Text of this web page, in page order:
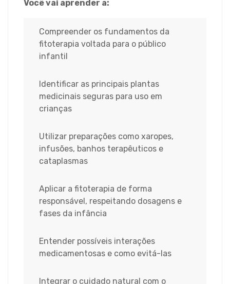
Você vai aprender a:
Compreender os fundamentos da
fitoterapia voltada para o público
infantil
Identificar as principais plantas
medicinais seguras para uso em
crianças
Utilizar preparações como xaropes,
infusões, banhos terapêuticos e
cataplasmas
Aplicar a fitoterapia de forma
responsável, respeitando dosagens e
fases da infância
Entender possíveis interações
medicamentosas e como evitá-las
Integrar o cuidado natural com o